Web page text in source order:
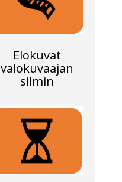
Elokuvat
valokuvaajan
silmin